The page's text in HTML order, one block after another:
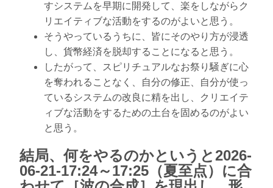
すシステムを早期に開発して、楽をしながらク
リエイティブな活動をするのがよいと思う。
そうやっているうちに、皆にそのやり方が浸透
し、貨幣経済を脱却することになると思う。
したがって、スピリチュアルなお祭り騒ぎに心
を奪われることなく、自分の修正、自分が使っ
ているシステムの改良に精を出し、クリエイテ
ィブな活動をするための土台を固めるのがよい
と思う。
結局、何をやるのかというと2026-
06-21-17:24～17:25（夏至点）に合